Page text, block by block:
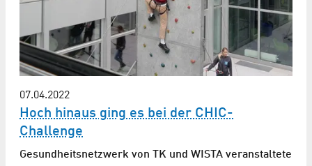
07.04.2022
Hoch hinaus ging es bei der CHIC-
Challenge
Gesundheitsnetzwerk von TK und WISTA veranstaltete